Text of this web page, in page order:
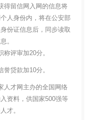
得留信网入网的信息将
人身份内，将在公安部
份证信息后，同步读取
。
称评审加20分。
誉贷款加10分。
人才网主办的全国网络
资料，供国家500强等
才。